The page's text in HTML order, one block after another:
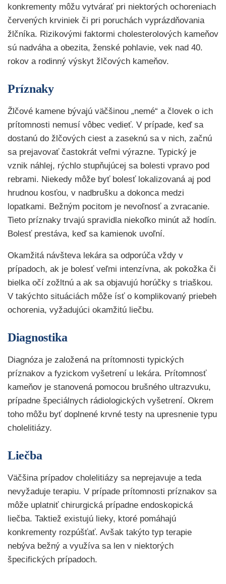
konkrementy môžu vytvárať pri niektorých ochoreniach
červených krviniek či pri poruchách vyprázdňovania
žlčníka. Rizikovými faktormi cholesterolových kameňov
sú nadváha a obezita, ženské pohlavie, vek nad 40.
rokov a rodinný výskyt žlčových kameňov.
Príznaky
Žlčové kamene bývajú väčšinou „nemé“ a človek o ich
prítomnosti nemusí vôbec vedieť. V prípade, keď sa
dostanú do žlčových ciest a zaseknú sa v nich, začnú
sa prejavovať častokrát veľmi výrazne. Typický je
vznik náhlej, rýchlo stupňujúcej sa bolesti vpravo pod
rebrami. Niekedy môže byť bolesť lokalizovaná aj pod
hrudnou kosťou, v nadbrušku a dokonca medzi
lopatkami. Bežným pocitom je nevoľnosť a zvracanie.
Tieto príznaky trvajú spravidla niekoľko minút až hodín.
Bolesť prestáva, keď sa kamienok uvoľní.
Okamžitá návšteva lekára sa odporúča vždy v
prípadoch, ak je bolesť veľmi intenzívna, ak pokožka či
bielka očí zožltnú a ak sa objavujú horúčky s triaškou.
V takýchto situáciách môže ísť o komplikovaný priebeh
ochorenia, vyžadujúci okamžitú liečbu.
Diagnostika
Diagnóza je založená na prítomnosti typických
príznakov a fyzickom vyšetrení u lekára. Prítomnosť
kameňov je stanovená pomocou brušného ultrazvuku,
prípadne špeciálnych rádiologických vyšetrení. Okrem
toho môžu byť doplnené krvné testy na upresnenie typu
cholelitiázy.
Liečba
Väčšina prípadov cholelitiázy sa neprejavuje a teda
nevyžaduje terapiu. V prípade prítomnosti príznakov sa
môže uplatniť chirurgická prípadne endoskopická
liečba. Taktiež existujú lieky, ktoré pomáhajú
konkrementy rozpúšťať. Avšak takýto typ terapie
nebýva bežný a využíva sa len v niektorých
špecifických prípadoch.